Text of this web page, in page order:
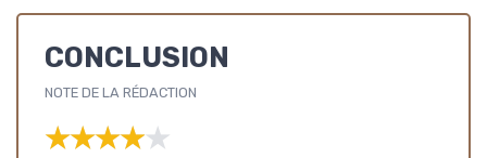
CONCLUSION
NOTE DE LA RÉDACTION
★★★★★
★★★★★